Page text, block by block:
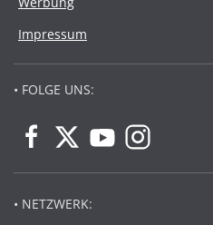
Impressum
• FOLGE UNS:
• NETZWERK: